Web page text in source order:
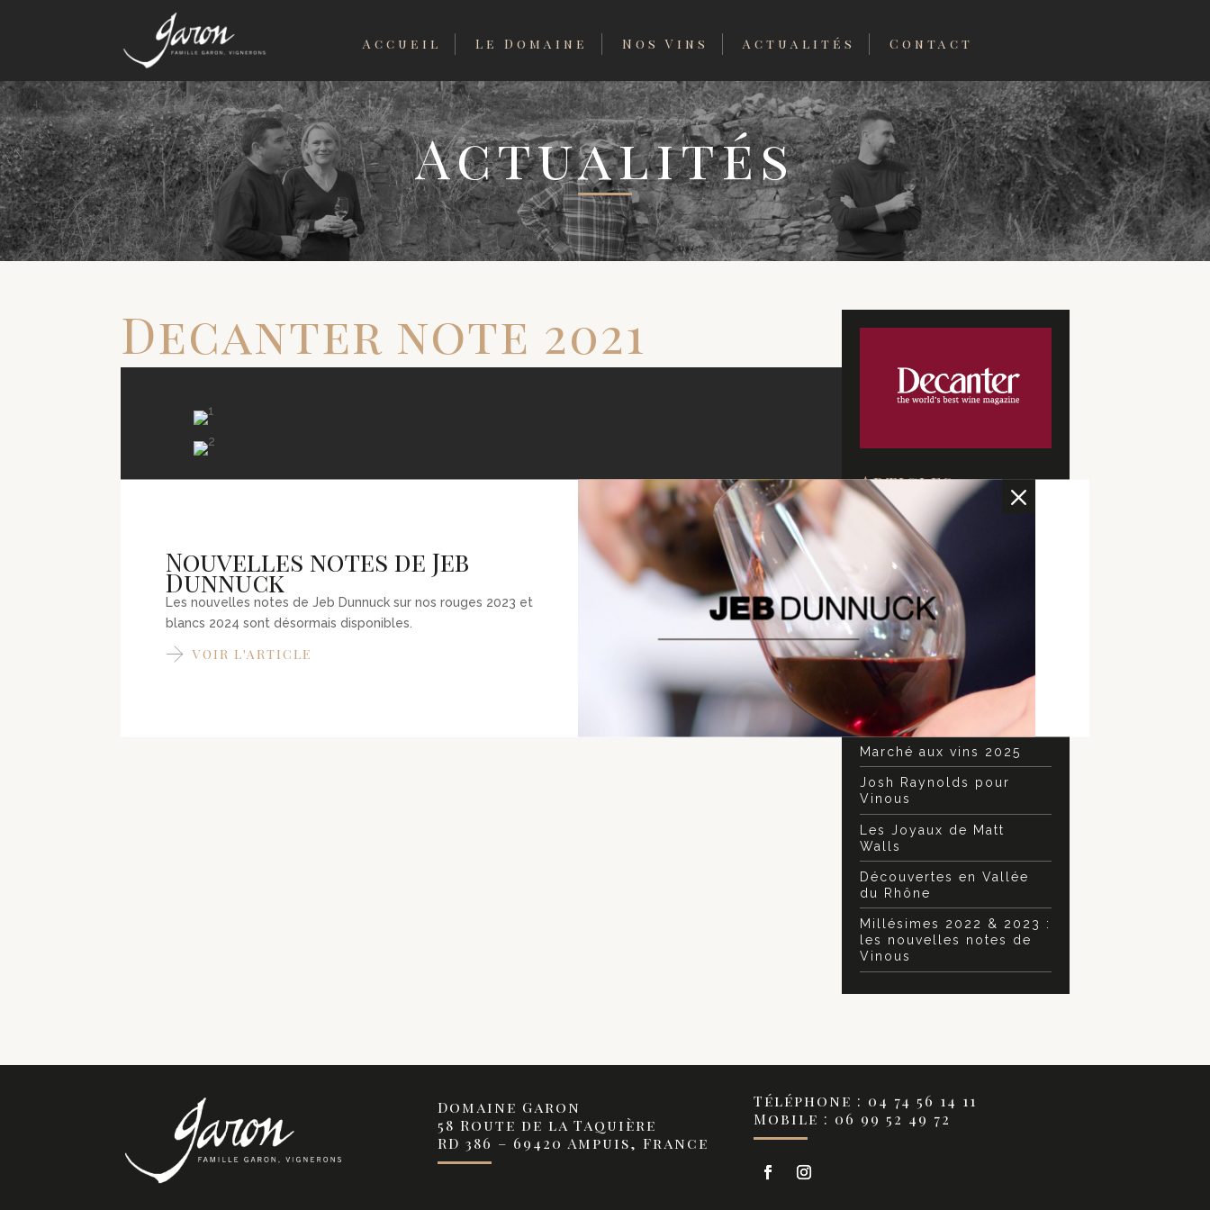
Accueil Le Domaine Nos Vins Actualités Contact
Actualités
Decanter note 2021
Articles
Nouvelles notes de Jeb
Dunnuck
Portes Ouvertes Janvier
2026 – Domaine Garon
Marché aux vins 2025
Marché aux Vins de
Chavanay – 102ème
édition
Les Presailles
Marché aux vins 2025
Josh Raynolds pour
Vinous
Les Joyaux de Matt
Walls
Découvertes en Vallée
du Rhône
Millésimes 2022 & 2023 :
les nouvelles notes de
Vinous
Domaine Garon
58 Route de la Taquière
RD 386 – 69420 Ampuis, France
Téléphone : 04 74 56 14 11
Mobile : 06 99 52 49 72
Nouvelles notes de Jeb
Dunnuck
Les nouvelles notes de Jeb Dunnuck sur nos rouges 2023 et
blancs 2024 sont désormais disponibles.
VOIR L'ARTICLE
M